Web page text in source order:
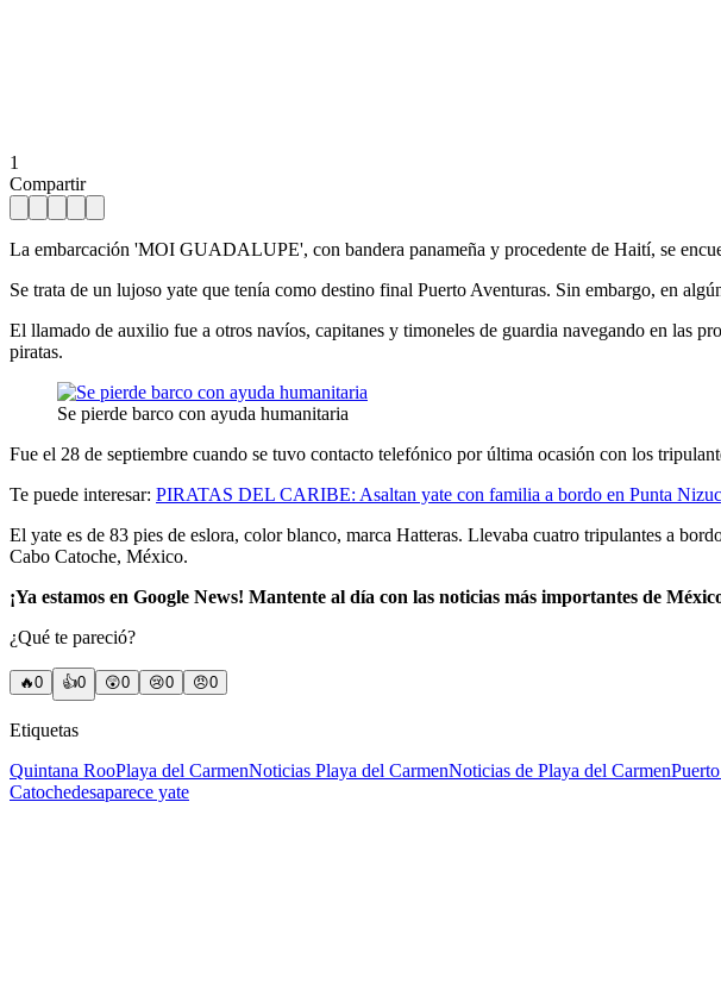
1
Compartir
La embarcación 'MOI GUADALUPE', con bandera panameña y procedente de Haití, se
Se trata de un lujoso yate que tenía como destino final Puerto Aventuras. Sin embargo, en
El llamado de auxilio fue a otros navíos, capitanes y timoneles de guardia navegando en las
piratas.
Se pierde barco con ayuda humanitaria
Fue el 28 de septiembre cuando se tuvo contacto telefónico por última ocasión con los
Te puede interesar: PIRATAS DEL CARIBE: Asaltan yate con familia a bordo en Punta
El yate es de 83 pies de eslora, color blanco, marca Hatteras. Llevaba cuatro tripulantes a
Cabo Catoche, México.
¡Ya estamos en Google News! Mantente al día con las noticias más importantes de
¿Qué te pareció?
🔥0 👍0 😲0 😢0 😠0
Etiquetas
Quintana RooPlaya del CarmenNoticias Playa del CarmenNoticias de Playa del Carmen
Catochedesaparece yate